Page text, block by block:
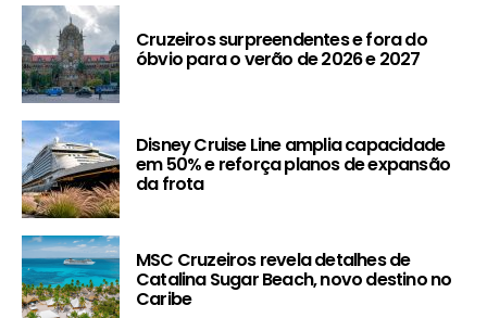
Cruzeiros surpreendentes e fora do
óbvio para o verão de 2026 e 2027
Disney Cruise Line amplia capacidade
em 50% e reforça planos de expansão
da frota
MSC Cruzeiros revela detalhes de
Catalina Sugar Beach, novo destino no
Caribe